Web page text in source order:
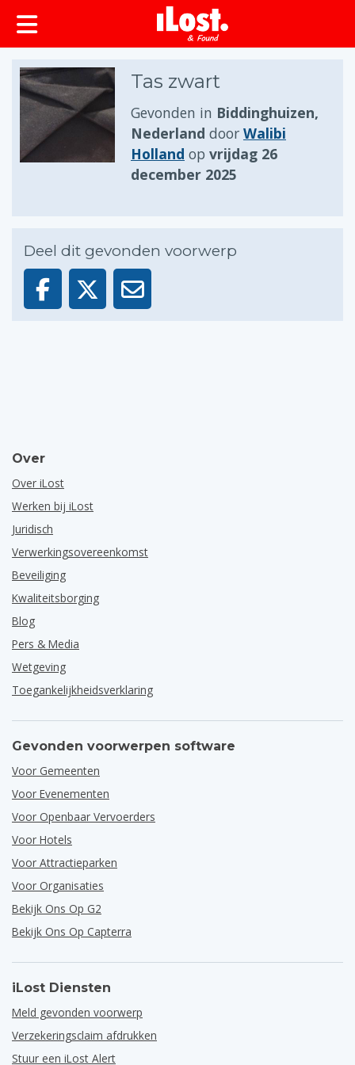
Tas zwart
Gevonden in Biddinghuizen,
Nederland door Walibi
Holland op vrijdag 26
december 2025
Deel dit gevonden voorwerp
Over
Over iLost
Werken bij iLost
Juridisch
Verwerkingsovereenkomst
Beveiliging
Kwaliteitsborging
Blog
Pers & Media
Wetgeving
Toegankelijkheidsverklaring
Gevonden voorwerpen software
Voor Gemeenten
Voor Evenementen
Voor Openbaar Vervoerders
Voor Hotels
Voor Attractieparken
Voor Organisaties
Bekijk Ons Op G2
Bekijk Ons Op Capterra
iLost Diensten
Meld gevonden voorwerp
Verzekeringsclaim afdrukken
Stuur een iLost Alert